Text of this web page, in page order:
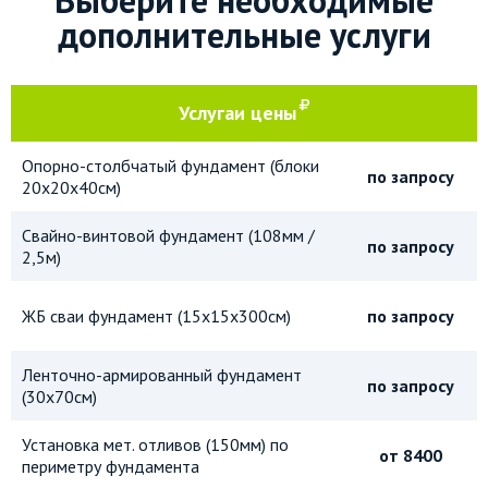
дополнительные услуги
Услугаи цены
Опорно-столбчатый фундамент (блоки
20х20х40см)
по запросу
Свайно-винтовой фундамент (108мм /
2,5м)
по запросу
ЖБ сваи фундамент (15х15х300см) по запросу
Ленточно-армированный фундамент
(30х70см)
по запросу
Установка мет. отливов (150мм) по
периметру фундамента
от 8400